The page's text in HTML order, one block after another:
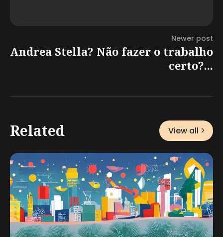
Newer post
Andrea Stella? Não fazer o trabalho
certo?...
Related View all